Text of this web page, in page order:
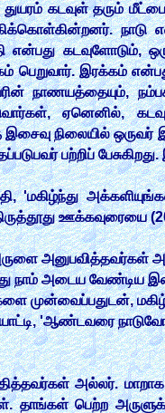
கடவுள் தரும்
என்பது கடவுளோடும்,
பெறுவார். இரக்கம்
நாணயத்தையும்,
ஏனெனில்,
நிலையில்
பற்றிப்
'மகிழ்ந்து
ஊக்கவுரையை
அனுபவித்தவர்கள்
நாம் அடைய வேண்டிய
முன்வைப்பதுடன்,
'ஆண்டவரை
அல்லர்.
தாங்கள் பெற்ற